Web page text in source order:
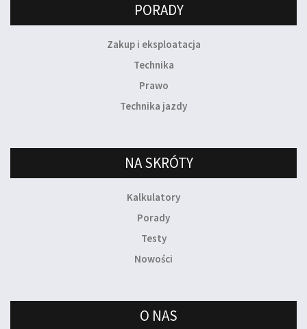
PORADY
Zakup i eksploatacja
Technika
Prawo
Technika jazdy
NA SKRÓTY
Kalkulatory
Porady
Testy
Nowości
O NAS